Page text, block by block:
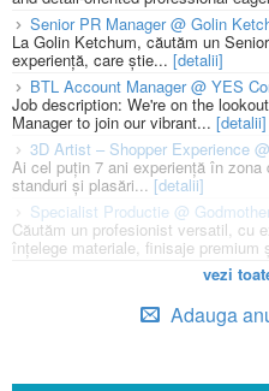
Senior PR Manager @ Golin
La Golin Ketchum, căutăm un
experiență, care știe... [detalii]
BTL Account Manager @ YES
Job description: We're on the
Manager to join our vibrant... [detalii]
3D Artist – Shopper Experience
Ai cel puțin 7 ani experiență în
standuri și plasări...[detalii]
Specialist Productie @
Căutăm un profesionist versatil, cu
înțelege materiale, finisaje premium
vezi
Adauga